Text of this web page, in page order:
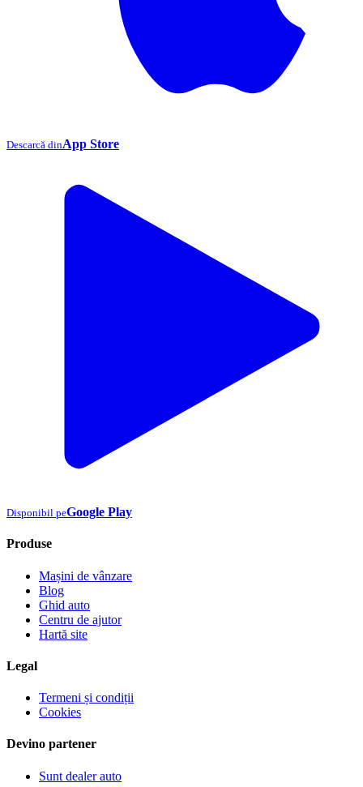
Descarcă dinApp Store
Disponibil peGoogle Play
Produse
Mașini de vânzare
Blog
Ghid auto
Centru de ajutor
Hartă site
Legal
Termeni și condiții
Cookies
Devino partener
Sunt dealer auto